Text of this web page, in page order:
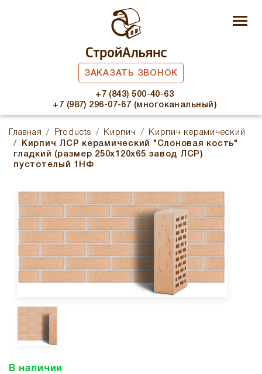
ЗАКАЗАТЬ ЗВОНОК
+7 (843) 500-40-63
+7 (987) 296-07-67 (многоканальный)
Главная Products Кирпич
Кирпич керамический
Кирпич ЛСР керамический "Слоновая кость"
гладкий (размер 250x120x65 завод ЛСР)
пустотелый 1НФ
В наличии